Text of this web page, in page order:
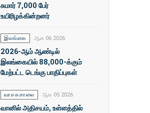
சுமார் 7,000 பேர்
உயிரிழக்கின்றனர்
இலங்கை ஆக 06 2026
2026-ஆம் ஆண்டில்
இலங்கையில் 88,000-க்கும்
மேற்பட்ட டெங்கு பாதிப்புகள்
வாசகசாலை ஆக 05 2026
வானில் அதிசயம், உள்ளத்தில்